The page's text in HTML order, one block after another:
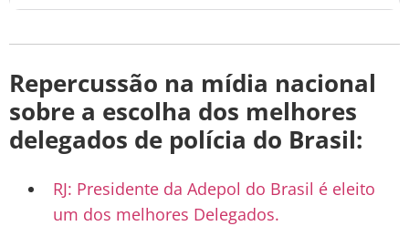
Repercussão na mídia nacional
sobre a escolha dos melhores
delegados de polícia do Brasil:
RJ: Presidente da Adepol do Brasil é eleito
um dos melhores Delegados.